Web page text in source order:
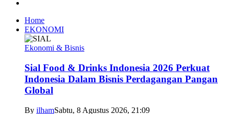
Home
EKONOMI
Ekonomi & Bisnis
Sial Food & Drinks Indonesia 2026 Perkuat
Indonesia Dalam Bisnis Perdagangan Pangan
Global
By ilhamSabtu, 8 Agustus 2026, 21:09